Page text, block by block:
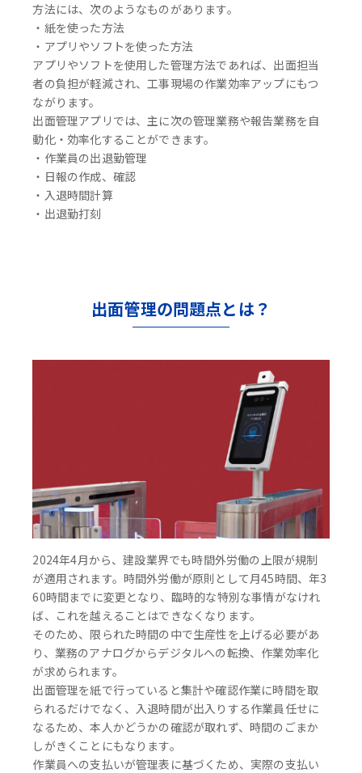
方法には、次のようなものがあります。
・紙を使った方法
・アプリやソフトを使った方法
アプリやソフトを使用した管理方法であれば、出面担当
者の負担が軽減され、工事現場の作業効率アップにもつ
ながります。
出面管理アプリでは、主に次の管理業務や報告業務を自
動化・効率化することができます。
・作業員の出退勤管理
・日報の作成、確認
・入退時間計算
・出退勤打刻
出面管理の問題点とは？
2024年4月から、建設業界でも時間外労働の上限が規制
が適用されます。時間外労働が原則として月45時間、年3
60時間までに変更となり、臨時的な特別な事情がなけれ
ば、これを越えることはできなくなります。
そのため、限られた時間の中で生産性を上げる必要があ
り、業務のアナログからデジタルへの転換、作業効率化
が求められます。
出面管理を紙で行っていると集計や確認作業に時間を取
られるだけでなく、入退時間が出入りする作業員任せに
なるため、本人かどうかの確認が取れず、時間のごまか
しがきくことにもなります。
作業員への支払いが管理表に基づくため、実際の支払い